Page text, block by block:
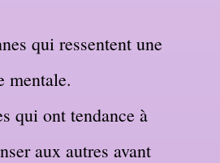
qui ressentent une
mentale.
qui ont tendance à
aux autres avant